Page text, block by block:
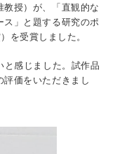
教授）が、「直観的な
」と題する研究のポ
を受賞しました。
と感じました。試作品
価をいただきまし